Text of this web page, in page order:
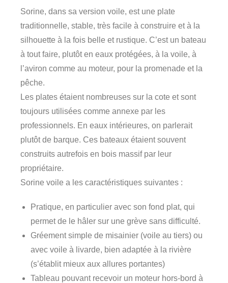
Sorine, dans sa version voile, est une plate
traditionnelle, stable, très facile à construire et à la
silhouette à la fois belle et rustique. C’est un bateau
à tout faire, plutôt en eaux protégées, à la voile, à
l’aviron comme au moteur, pour la promenade et la
pêche.
Les plates étaient nombreuses sur la cote et sont
toujours utilisées comme annexe par les
professionnels. En eaux intérieures, on parlerait
plutôt de barque. Ces bateaux étaient souvent
construits autrefois en bois massif par leur
propriétaire.
Sorine voile a les caractéristiques suivantes :
Pratique, en particulier avec son fond plat, qui
permet de le hâler sur une grève sans difficulté.
Gréement simple de misainier (voile au tiers) ou
avec voile à livarde, bien adaptée à la rivière
(s’établit mieux aux allures portantes)
Tableau pouvant recevoir un moteur hors-bord à